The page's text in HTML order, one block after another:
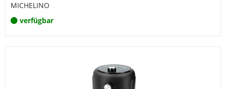
MICHELINO
verfügbar